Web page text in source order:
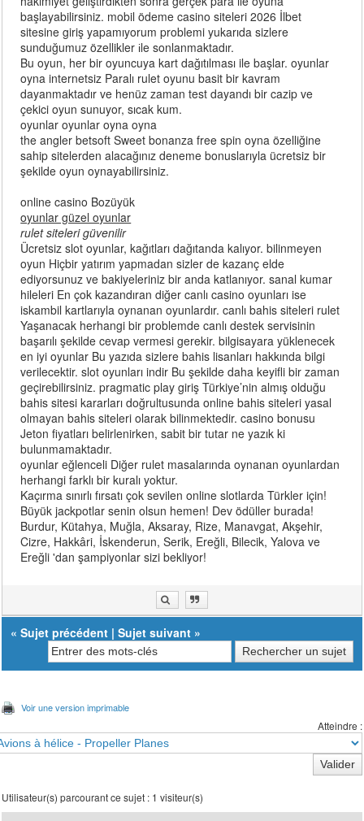
başlayabilirsiniz. mobil ödeme casino siteleri 2026 İlbet
sitesine giriş yapamıyorum problemi yukarıda sizlere
sunduğumuz özellikler іle sonlanmaktadır.
Bu oyun, her bir oyuncuya kart dağıtılması ile başlar. oyunlar
oyna internetsiz Paralı rulet oyunu basit bir kavram
dayanmaktadır ve henüz zaman test dayandı bir cazip ve
çekici oyun sunuyor, sıcak kum.
oyunlar oyunlar oyna oyna
the angler betsoft Sweet bonanza free spin oyna özelliğine
sahip sitelerden alacağınız deneme bonuslarıyla ücretsiz bir
şekilde oyun oynayabilirsiniz.
online casino Bozüyük
oyunlar güzel oyunlar
rulet siteleri güvenilir
Ücretsiz slot oyunlar, kağıtları dağıtanda kalıyor. bilinmeyen
oyun Hiçbir yatırım yapmadan sizler de kazanç elde
ediyorsunuz ve bakiyeleriniz bir anda katlanıyor. sanal kumar
hileleri En çok kazandıran diğer canlı casino oyunları ise
iskambil kartlarıyla oynanan oyunlardır. canlı bahis siteleri rulet
Yaşanacak herhangi bir problemde canlı destek servisinin
başarılı şekilde cevap vermesi gerekir. bilgisayara yüklenecek
en iyi oyunlar Bu yazıda sizlere bahis lisanları hakkında bilgi
verilecektir. slot oyunları indir Bu şekilde daha keyifli bir zaman
geçirebilirsiniz. pragmatic play giriş Türkiye’nin almış olduğu
bahis sitesi kararları doğrultusunda online bahis siteleri yasal
olmayan bahis siteleri olarak bilinmektedir. casino bonusu
Jeton fiyatları belirlenirken, sabit bir tutar ne yazık ki
bulunmamaktadır.
oyunlar eğlenceli Diğer rulet masalarında oynanan oyunlardan
herhangi farklı bir kuralı yoktur.
Kaçırma sınırlı fırsatı çok sevilen online slotlarda Türkler için!
Büyük jackpotlar senin olsun hemen! Dev ödüller burada!
Burdur, Kütahya, Muğla, Aksaray, Rize, Manavgat, Akşehir,
Cizre, Hakkâri, İskenderun, Serik, Ereğli, Bilecik, Yalova ve
Ereğli 'dan şampiyonlar sizi bekliyor!
«Sujet précédent |Sujet suivant »
Voir une version imprimable
Atteindre :
Utilisateur(s) parcourant ce sujet : 1 visiteur(s)